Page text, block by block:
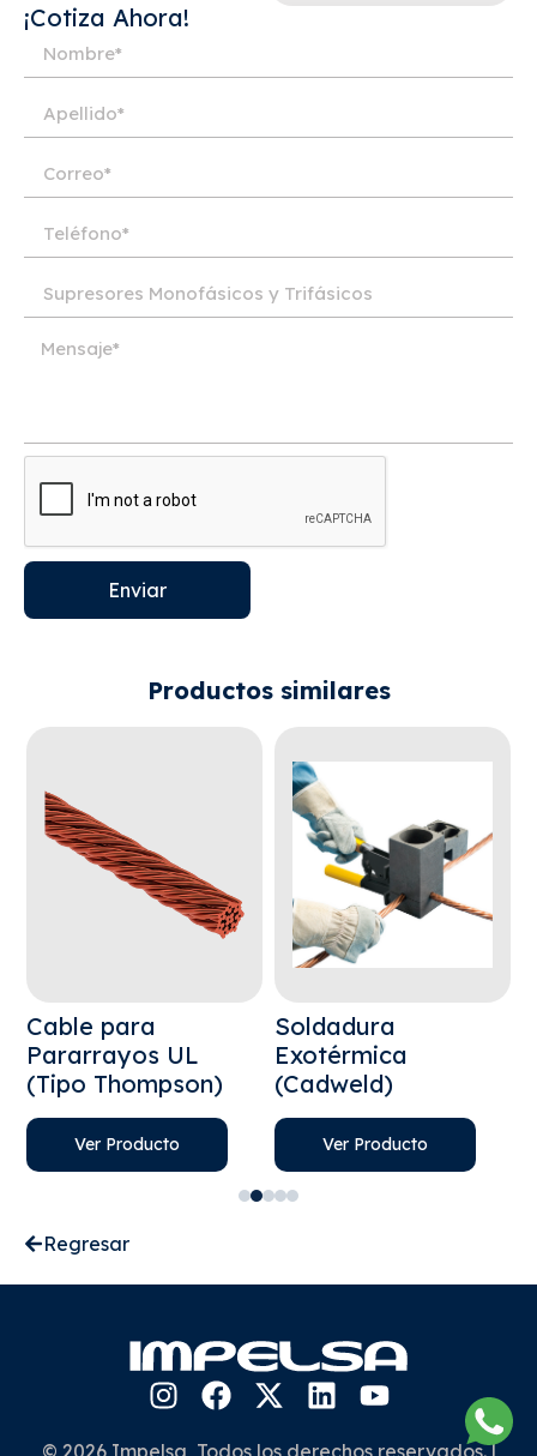
¡Cotiza Ahora!
Enviar
Productos similares
Cable para
Pararrayos UL
(Tipo Thompson)
Ver Producto
Soldadura
Exotérmica
(Cadweld)
Ver Producto
Regresar
© 2026 Impelsa, Todos los derechos reservados. |